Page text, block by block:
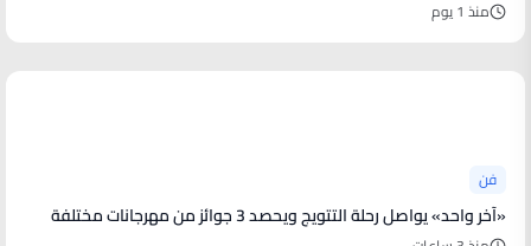
منذ 1 يوم
فن
«آخر واحد» يواصل رحلة التتويج ويحصد 3 جوائز من مهرجانات مختلفة